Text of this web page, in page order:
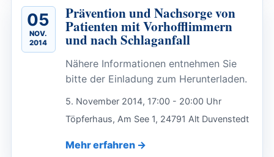
05
NOV.
2014
Prävention und Nachsorge von
Patienten mit Vorhofflimmern
und nach Schlaganfall
Nähere Informationen entnehmen Sie
bitte der Einladung zum Herunterladen.
5. November 2014, 17:00 - 20:00 Uhr
Töpferhaus, Am See 1, 24791 Alt Duvenstedt
Mehr erfahren